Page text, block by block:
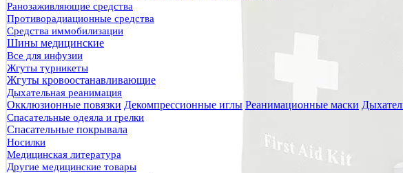
Ранозаживляющие средства
Противорадиационные средства
Средства иммобилизации
Шины медицинские
Все для инфузии
Жгуты турникеты
Жгуты кровоостанавливающие
Дыхательная реанимация
Окклюзионные повязки Декомпрессионные иглы Реанимационные маски
Спасательные одеяла и грелки
Спасательные покрывала
Носилки
Медицинская литература
Другие медицинские товары